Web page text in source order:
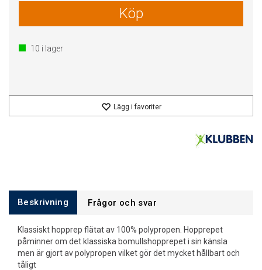
Köp
10 i lager
Lägg i favoriter
Beskrivning Frågor och svar
Klassiskt hopprep flätat av 100% polypropen. Hopprepet
påminner om det klassiska bomullshopprepet i sin känsla
men är gjort av polypropen vilket gör det mycket hållbart och
tåligt